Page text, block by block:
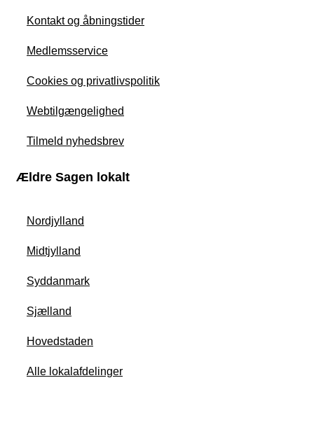
Kontakt og åbningstider
Medlemsservice
Cookies og privatlivspolitik
Webtilgængelighed
Tilmeld nyhedsbrev
Ældre Sagen lokalt
Nordjylland
Midtjylland
Syddanmark
Sjælland
Hovedstaden
Alle lokalafdelinger